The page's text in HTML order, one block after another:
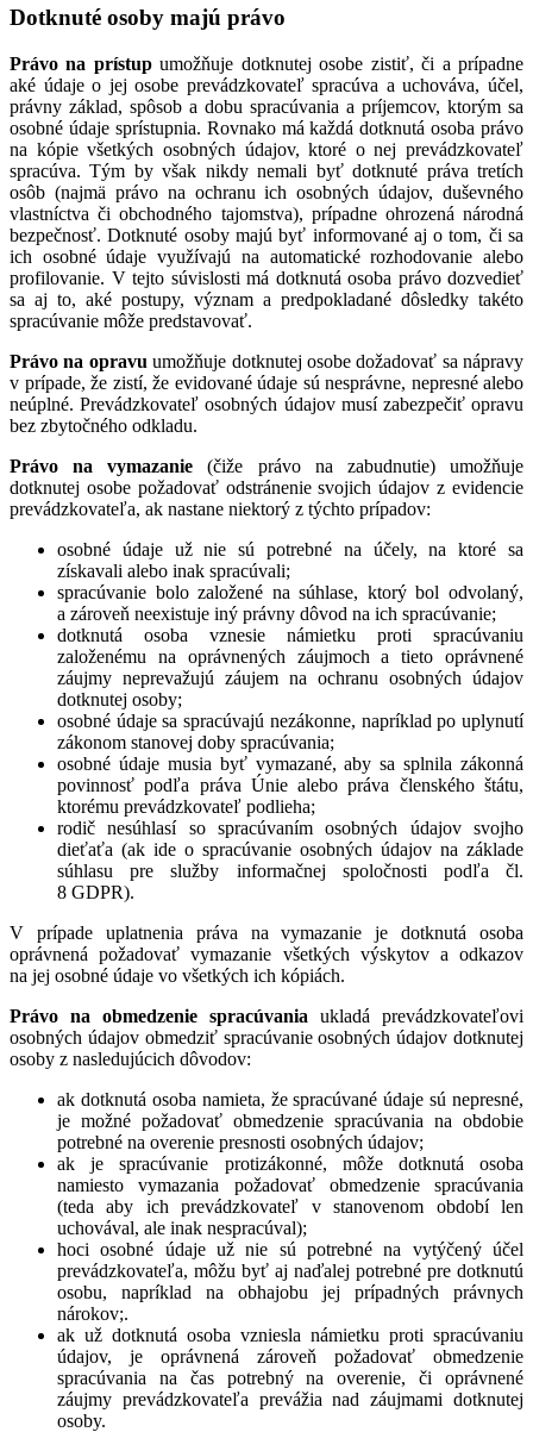
Dotknuté osoby majú právo
Právo na prístupumožňuje dotknutej osobe zistiť, či a prípadne
aké údaje o jej osobe prevádzkovateľ spracúva a uchováva, účel,
právny základ, spôsob a dobu spracúvania a príjemcov, ktorým sa
osobné údaje sprístupnia. Rovnako má každá dotknutá osoba právo
na kópie všetkých osobných údajov, ktoré o nej prevádzkovateľ
spracúva. Tým by však nikdy nemali byť dotknuté práva tretích
osôb (najmä právo na ochranu ich osobných údajov, duševného
vlastníctva či obchodného tajomstva), prípadne ohrozená národná
bezpečnosť. Dotknuté osoby majú byť informované aj o tom, či sa
ich osobné údaje využívajú na automatické rozhodovanie alebo
profilovanie. V tejto súvislosti má dotknutá osoba právo dozvedieť
sa aj to, aké postupy, význam a predpokladané dôsledky takéto
spracúvanie môže predstavovať.
Právo na opravu umožňuje dotknutej osobe dožadovať sa nápravy
v prípade, že zistí, že evidované údaje sú nesprávne, nepresné alebo
neúplné. Prevádzkovateľ osobných údajov musí zabezpečiť opravu
bez zbytočného odkladu.
Právo na vymazanie (čiže právo na zabudnutie) umožňuje
dotknutej osobe požadovať odstránenie svojich údajov z evidencie
prevádzkovateľa, ak nastane niektorý z týchto prípadov:
osobné údaje už nie sú potrebné na účely, na ktoré sa
získavali alebo inak spracúvali;
spracúvanie bolo založené na súhlase, ktorý bol odvolaný,
a zároveň neexistuje iný právny dôvod na ich spracúvanie;
dotknutá osoba vznesie námietku proti spracúvaniu
založenému na oprávnených záujmoch a tieto oprávnené
záujmy neprevažujú záujem na ochranu osobných údajov
dotknutej osoby;
osobné údaje sa spracúvajú nezákonne, napríklad po uplynutí
zákonom stanovej doby spracúvania;
osobné údaje musia byť vymazané, aby sa splnila zákonná
povinnosť podľa práva Únie alebo práva členského štátu,
ktorému prevádzkovateľ podlieha;
rodič nesúhlasí so spracúvaním osobných údajov svojho
dieťaťa (ak ide o spracúvanie osobných údajov na základe
súhlasu pre služby informačnej spoločnosti podľa čl.
8 GDPR).
V prípade uplatnenia práva na vymazanie je dotknutá osoba
oprávnená požadovať vymazanie všetkých výskytov a odkazov
na jej osobné údaje vo všetkých ich kópiách.
Právo na obmedzenie spracúvania ukladá prevádzkovateľovi
osobných údajov obmedziť spracúvanie osobných údajov dotknutej
osoby z nasledujúcich dôvodov:
ak dotknutá osoba namieta, že spracúvané údaje sú nepresné,
je možné požadovať obmedzenie spracúvania na obdobie
potrebné na overenie presnosti osobných údajov;
ak je spracúvanie protizákonné, môže dotknutá osoba
namiesto vymazania požadovať obmedzenie spracúvania
(teda aby ich prevádzkovateľ v stanovenom období len
uchovával, ale inak nespracúval);
hoci osobné údaje už nie sú potrebné na vytýčený účel
prevádzkovateľa, môžu byť aj naďalej potrebné pre dotknutú
osobu, napríklad na obhajobu jej prípadných právnych
nárokov;.
ak už dotknutá osoba vzniesla námietku proti spracúvaniu
údajov, je oprávnená zároveň požadovať obmedzenie
spracúvania na čas potrebný na overenie, či oprávnené
záujmy prevádzkovateľa prevážia nad záujmami dotknutej
osoby.